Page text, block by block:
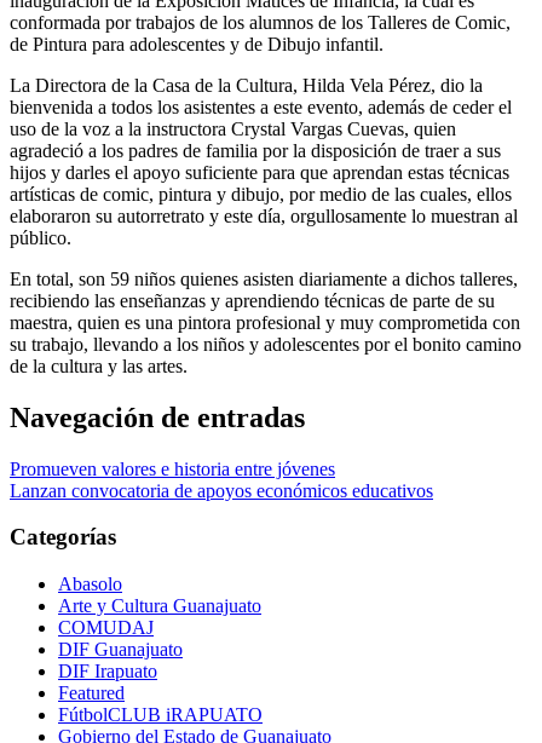
conformada por trabajos de los alumnos de los Talleres de Comic,
de Pintura para adolescentes y de Dibujo infantil.
La Directora de la Casa de la Cultura, Hilda Vela Pérez, dio la
bienvenida a todos los asistentes a este evento, además de ceder el
uso de la voz a la instructora Crystal Vargas Cuevas, quien
agradeció a los padres de familia por la disposición de traer a sus
hijos y darles el apoyo suficiente para que aprendan estas técnicas
artísticas de comic, pintura y dibujo, por medio de las cuales, ellos
elaboraron su autorretrato y este día, orgullosamente lo muestran al
público.
En total, son 59 niños quienes asisten diariamente a dichos talleres,
recibiendo las enseñanzas y aprendiendo técnicas de parte de su
maestra, quien es una pintora profesional y muy comprometida con
su trabajo, llevando a los niños y adolescentes por el bonito camino
de la cultura y las artes.
Navegación de entradas
Promueven valores e historia entre jóvenes
Lanzan convocatoria de apoyos económicos educativos
Categorías
Abasolo
Arte y Cultura Guanajuato
COMUDAJ
DIF Guanajuato
DIF Irapuato
Featured
FútbolCLUB iRAPUATO
Gobierno del Estado de Guanajuato